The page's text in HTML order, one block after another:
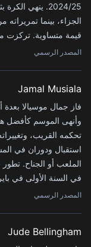
2024/25. ينهي
الجزاء، بينما
قيمة متساوية. تركزت
المصدر الرسمي
Jamal Musiala
فاز جمال موسيالا بعدة
تحكمه القريب،
استقبال ودوران في
الملعب أو الجناح.
في السنة الأولى في
المصدر الرسمي
Jude Bellingham